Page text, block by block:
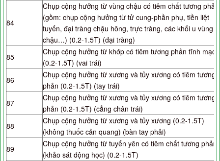
84
Chụp cộng hưởng từ vùng chậu có tiêm chất tương phản
(gồm: chụp cộng hưởng từ tử cung-phần phụ, tiền liệt
tuyến, đại tràng chậu hông, trực tràng, các khối u vùng
chậu…) (0.2-1.5T) (đại tràng)
85
Chụp cộng hưởng từ khớp có tiêm tương phản tĩnh mạch
(0.2-1.5T) (vai trái)
86
Chụp cộng hưởng từ xương và tủy xương có tiêm tương
phản (0.2-1.5T) (tay trái)
87
Chụp cộng hưởng từ xương và tủy xương có tiêm tương
phản (0.2-1.5T) (cẳng chân trái)
88
Chụp cộng hưởng từ xương và tủy xương (0.2-1.5T)
(không thuốc cản quang) (bàn tay phải)
89
Chụp cộng hưởng từ tuyến yên có tiêm chất tương phản
(khảo sát động học) (0.2-1.5T)